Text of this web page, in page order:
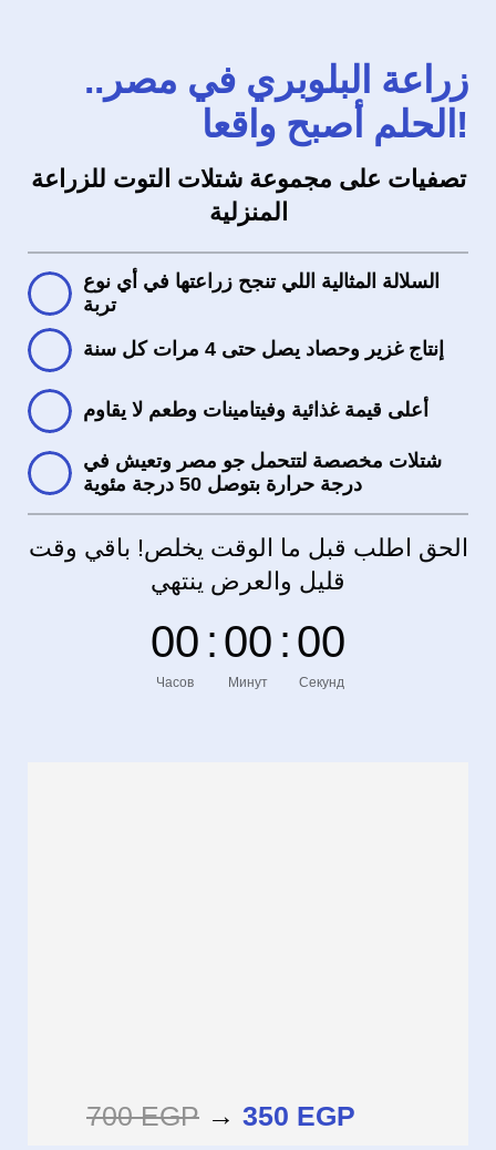
زراعة البلوبري في مصر..
الحلم أصبح واقعا!
تصفيات على مجموعة شتلات التوت للزراعة
المنزلية
السلالة المثالية اللي تنجح زراعتها في أي نوع
تربة
إنتاج غزير وحصاد يصل حتى 4 مرات كل سنة
أعلى قيمة غذائية وفيتامينات وطعم لا يقاوم
شتلات مخصصة لتتحمل جو مصر وتعيش في
درجة حرارة بتوصل 50 درجة مئوية
الحق اطلب قبل ما الوقت يخلص! باقي وقت
قليل والعرض ينتهي
00
Часов
: 00
Минут
: 00
Секунд
700 EGP → 350 EGP